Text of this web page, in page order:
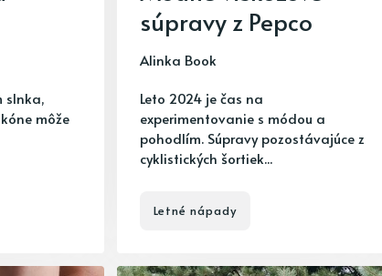
slnka,
môže
súpravy z Pepco
Alinka Book
Leto 2024 je čas na
experimentovanie s módou a
pohodlím. Súpravy pozostávajúce z
cyklistických šortiek...
Letné nápady